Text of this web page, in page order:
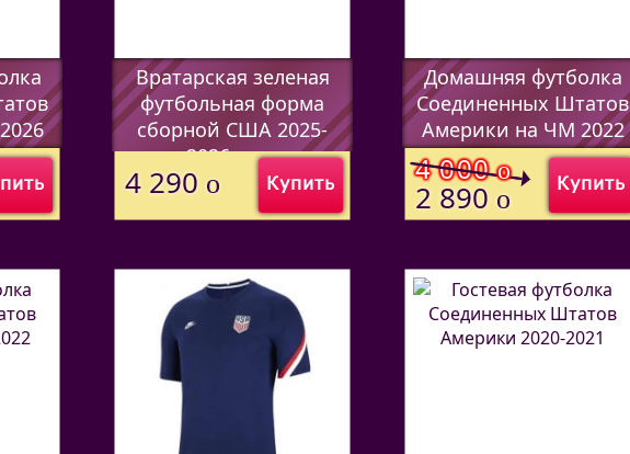
Вратарская зеленая
футбольная форма
сборной США 2025-
2026 года
(Код:44597338 Купить
4 290 o
Домашняя футболка
Соединенных Штатов
Америки на ЧМ 2022
(Код:530770112
Купить
4 000o
2 890 o